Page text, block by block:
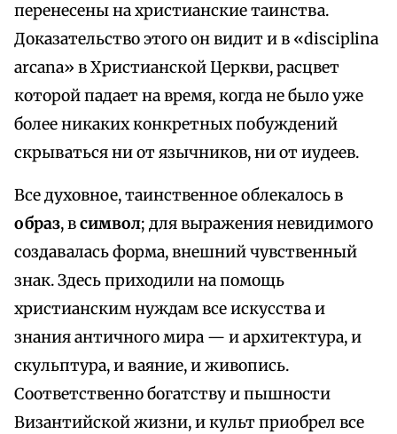
перенесены на христианские таинства.
Доказательство этого он видит и в «disciplina
arcana» в Христианской Церкви, расцвет
которой падает на время, когда не было уже
более никаких конкретных побуждений
скрываться ни от язычников, ни от иудеев.
Все духовное, таинственное облекалось в
образ, всимвол; для выражения невидимого
создавалась форма, внешний чувственный
знак. Здесь приходили на помощь
христианским нуждам все искусства и
знания античного мира — и архитектура, и
скульптура, и ваяние, и живопись.
Соответственно богатству и пышности
Византийской жизни, и культ приобрел все